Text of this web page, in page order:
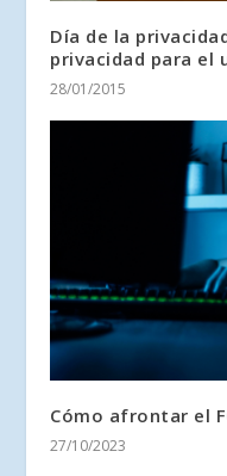
Día de la
privacidad para el
28/01/2015
Cómo afrontar el
27/10/2023